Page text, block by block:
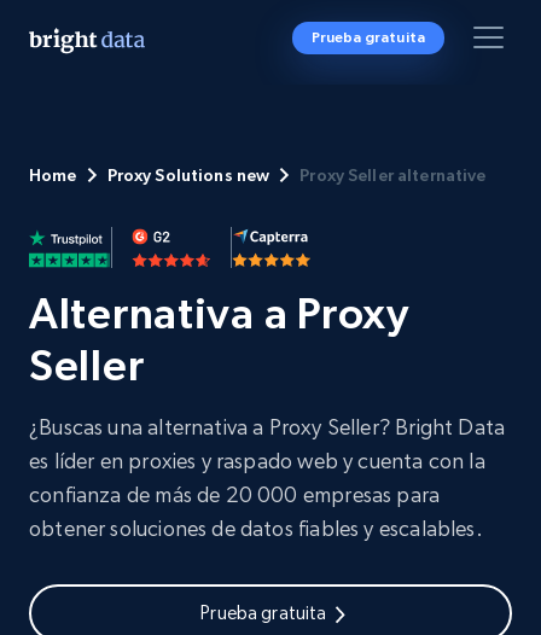
Prueba gratuita
Home Proxy Solutions new Proxy Seller alternative
Alternativa a Proxy
Seller
¿Buscas una alternativa a Proxy Seller? Bright Data
es líder en proxies y raspado web y cuenta con la
confianza de más de 20 000 empresas para
obtener soluciones de datos fiables y escalables.
Prueba gratuita